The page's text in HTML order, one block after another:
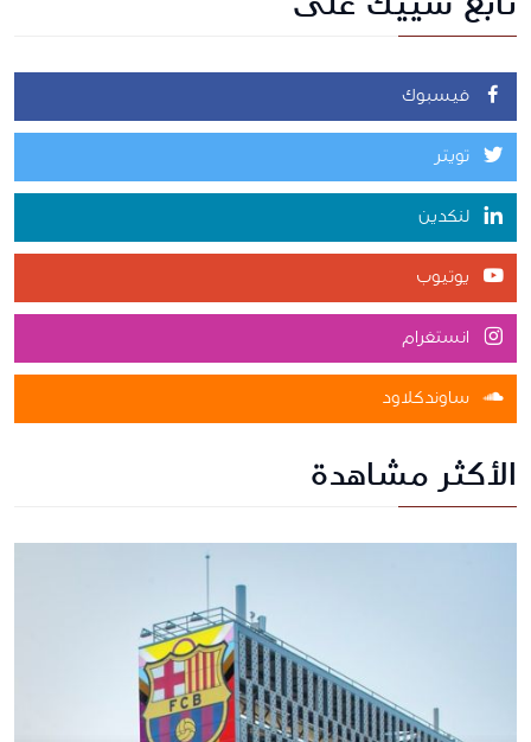
فيسبوك
تويتر
لنكدين
يوتيوب
انستغرام
ساوندكلاود
الأكثر مشاهدة